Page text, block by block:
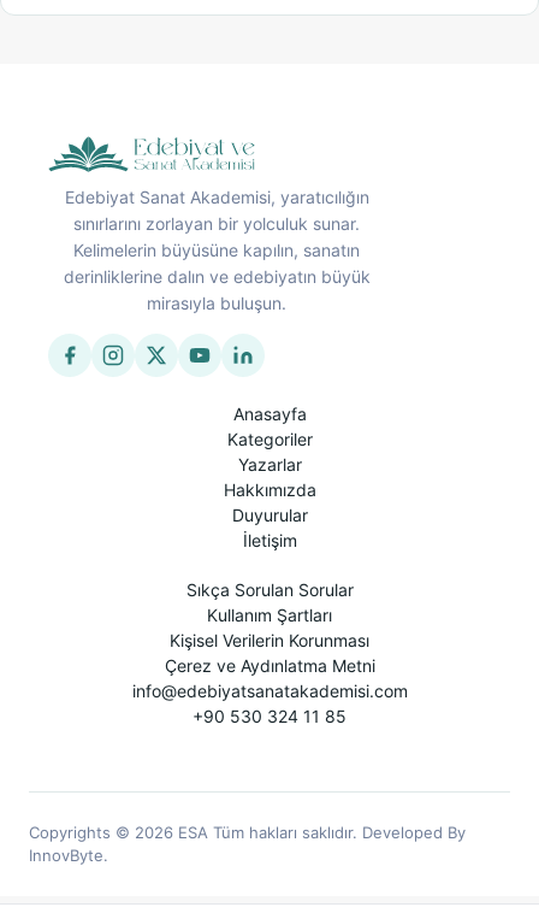
Edebiyat Sanat Akademisi, yaratıcılığın
sınırlarını zorlayan bir yolculuk sunar.
Kelimelerin büyüsüne kapılın, sanatın
derinliklerine dalın ve edebiyatın büyük
mirasıyla buluşun.
Anasayfa
Kategoriler
Yazarlar
Hakkımızda
Duyurular
İletişim
Sıkça Sorulan Sorular
Kullanım Şartları
Kişisel Verilerin Korunması
Çerez ve Aydınlatma Metni
info@edebiyatsanatakademisi.com
+90 530 324 11 85
Copyrights © 2026 ESA Tüm hakları saklıdır. Developed By
InnovByte.